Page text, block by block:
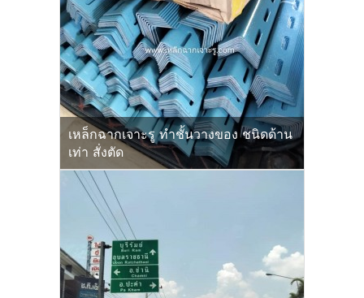
เหล็กฉากเจาะรู ทำชั้นวางของ ชนิดด้าน
เท่า สั่งตัด